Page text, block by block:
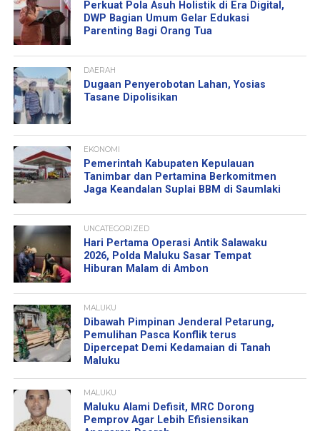
Perkuat Pola Asuh Holistik di Era Digital,
DWP Bagian Umum Gelar Edukasi
Parenting Bagi Orang Tua
DAERAH
Dugaan Penyerobotan Lahan, Yosias
Tasane Dipolisikan
EKONOMI
Pemerintah Kabupaten Kepulauan
Tanimbar dan Pertamina Berkomitmen
Jaga Keandalan Suplai BBM di Saumlaki
UNCATEGORIZED
Hari Pertama Operasi Antik Salawaku
2026, Polda Maluku Sasar Tempat
Hiburan Malam di Ambon
MALUKU
Dibawah Pimpinan Jenderal Petarung,
Pemulihan Pasca Konflik terus
Dipercepat Demi Kedamaian di Tanah
Maluku
MALUKU
Maluku Alami Defisit, MRC Dorong
Pemprov Agar Lebih Efisiensikan